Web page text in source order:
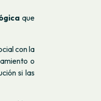
que
con la
o
si las